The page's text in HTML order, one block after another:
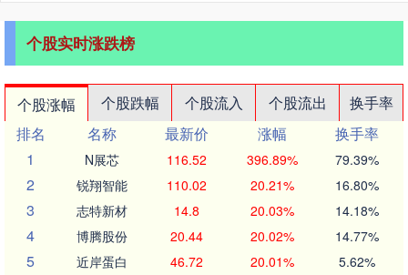
个股实时涨跌榜
个股涨幅 个股跌幅 个股流入 个股流出
换手率
排名
名称 最新价 涨幅
换手率
1
N展芯 116.52 396.89% 79.39%
2 锐翔智能 110.02 20.21% 16.80%
3 志特新材 14.8 20.03% 14.18%
4 博腾股份 20.44 20.02% 14.77%
5 近岸蛋白 46.72 20.01% 5.62%